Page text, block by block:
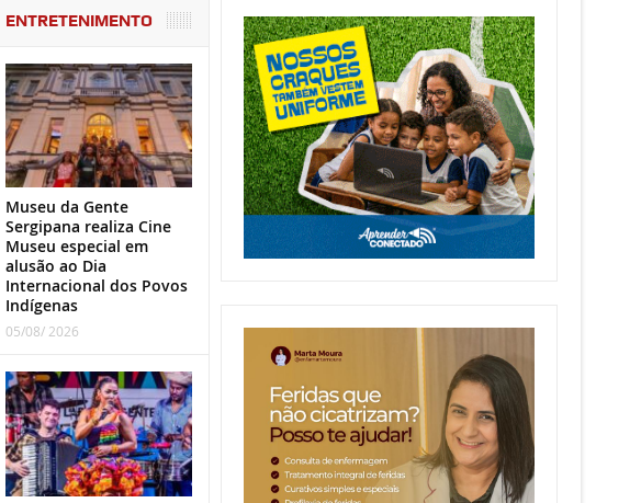
ENTRETENIMENTO
Museu da Gente
Sergipana realiza Cine
Museu especial em
alusão ao Dia
Internacional dos Povos
Indígenas
05/08/ 2026